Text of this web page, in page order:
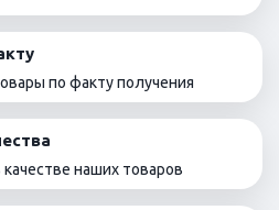
по факту получения
наших товаров